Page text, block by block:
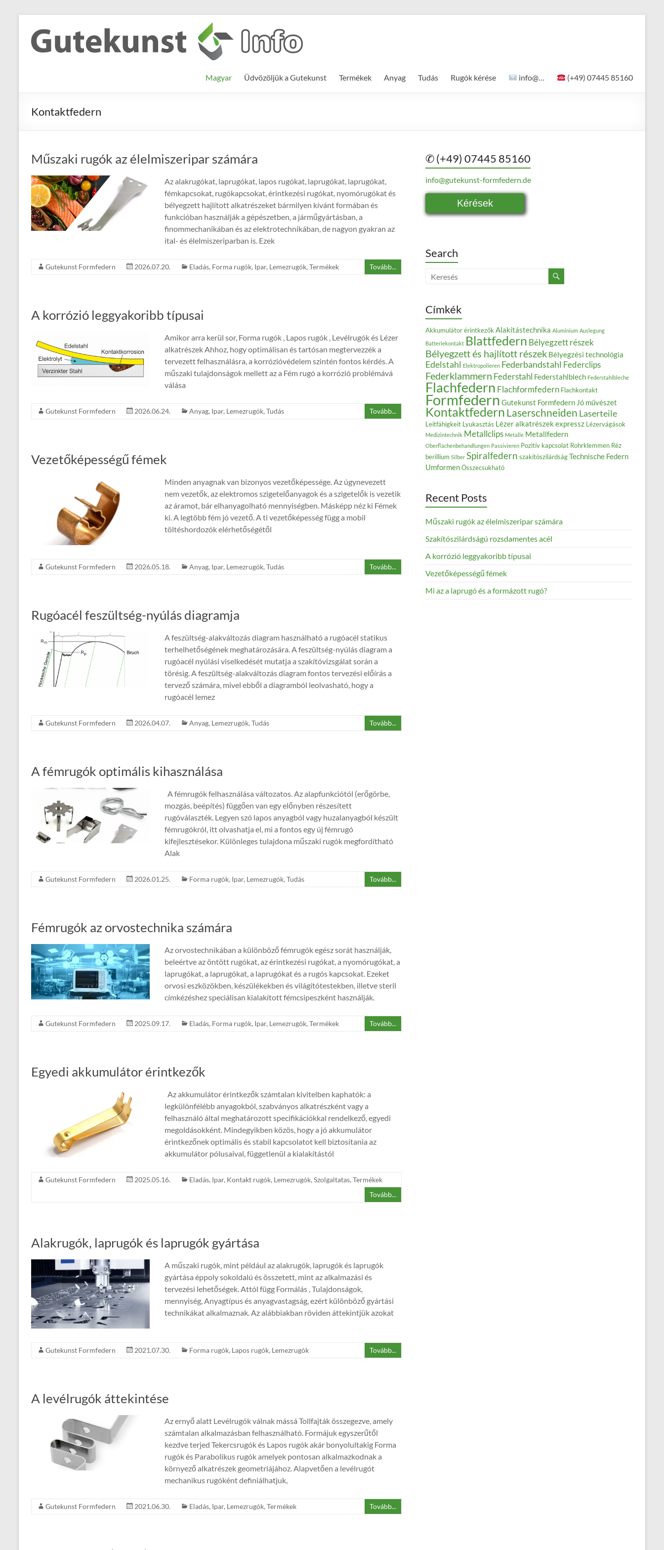
content
Gutekunst
Formfedern
Informationen
und
Wissenswertes
Magyar Üdvözöljük a Gutekunst Termékek Anyag Tudás Rugók kérése info@… (+49) 07445 85160
Kontaktfedern
Műszaki rugók az élelmiszeripar számára
Az alakrugókat, laprugókat, lapos rugókat, laprugókat, laprugókat,
fémkapcsokat, rugókapcsokat, érintkezési rugókat, nyomórugókat és
bélyegzett hajlított alkatrészeket bármilyen kívánt formában és
funkcióban használják a gépészetben, a járműgyártásban, a
finommechanikában és az elektrotechnikában, de nagyon gyakran az
ital- és élelmiszeriparban is. Ezek
Gutekunst Formfedern 2026.07.20. Eladás, Forma rugók, Ipar, Lemezrugók, Termékek Tovább...
A korrózió leggyakoribb típusai
Amikor arra kerül sor, Forma rugók , Lapos rugók , Levélrugók és Lézer
alkatrészek Ahhoz, hogy optimálisan és tartósan megtervezzék a
tervezett felhasználásra, a korrózióvédelem szintén fontos kérdés. A
műszaki tulajdonságok mellett az a Fém rugó a korrózió problémává
válása
Gutekunst Formfedern 2026.06.24. Anyag, Ipar, Lemezrugók, Tudás Tovább...
Vezetőképességű fémek
Minden anyagnak van bizonyos vezetőképessége. Az úgynevezett
nem vezetők, az elektromos szigetelőanyagok és a szigetelők is vezetik
az áramot, bár elhanyagolható mennyiségben. Másképp néz ki Fémek
ki. A legtöbb fém jó vezető. A ti vezetőképesség függ a mobil
töltéshordozók elérhetőségétől
Gutekunst Formfedern 2026.05.18. Anyag, Ipar, Lemezrugók, Tudás Tovább...
Rugóacél feszültség-nyúlás diagramja
A feszültség-alakváltozás diagram használható a rugóacél statikus
terhelhetőségének meghatározására. A feszültség-nyúlás diagram a
rugóacél nyúlási viselkedését mutatja a szakítóvizsgálat során a
törésig. A feszültség-alakváltozás diagram fontos tervezési előírás a
tervező számára, mivel ebből a diagramból leolvasható, hogy a
rugóacél lemez
Gutekunst Formfedern 2026.04.07. Anyag, Lemezrugók, Tudás Tovább...
A fémrugók optimális kihasználása
A fémrugók felhasználása változatos. Az alapfunkciótól (erőgörbe,
mozgás, beépítés) függően van egy előnyben részesített
rugóválaszték. Legyen szó lapos anyagból vagy huzalanyagból készült
fémrugókról, itt olvashatja el, mi a fontos egy új fémrugó
kifejlesztésekor. Különleges tulajdona műszaki rugók megfordítható
Alak
Gutekunst Formfedern 2026.01.25. Forma rugók, Ipar, Lemezrugók, Tudás Tovább...
Fémrugók az orvostechnika számára
Az orvostechnikában a különböző fémrugók egész sorát használják,
beleértve az öntött rugókat, az érintkezési rugókat, a nyomórugókat, a
laprugókat, a laprugókat, a laprugókat és a rugós kapcsokat. Ezeket
orvosi eszközökben, készülékekben és világítótestekben, illetve steril
címkézéshez speciálisan kialakított fémcsipeszként használják.
Gutekunst Formfedern 2025.09.17. Eladás, Forma rugók, Ipar, Lemezrugók, Termékek Tovább...
Egyedi akkumulátor érintkezők
Az akkumulátor érintkezők számtalan kivitelben kaphatók: a
legkülönfélébb anyagokból, szabványos alkatrészként vagy a
felhasználó által meghatározott specifikációkkal rendelkező, egyedi
megoldásokként. Mindegyikben közös, hogy a jó akkumulátor
érintkezőnek optimális és stabil kapcsolatot kell biztosítania az
akkumulátor pólusaival, függetlenül a kialakítástól
Gutekunst Formfedern 2025.05.16. Eladás, Ipar, Kontakt rugók, Lemezrugók, Szolgaltatas, Termékek
Tovább...
Alakrugók, laprugók és laprugók gyártása
A műszaki rugók, mint például az alakrugók, laprugók és laprugók
gyártása éppoly sokoldalú és összetett, mint az alkalmazási és
tervezési lehetőségek. Attól függ Formálás , Tulajdonságok,
mennyiség, Anyagtípus és anyagvastagság, ezért különböző gyártási
technikákat alkalmaznak. Az alábbiakban röviden áttekintjük azokat
Gutekunst Formfedern 2021.07.30. Forma rugók, Lapos rugók, Lemezrugók Tovább...
A levélrugók áttekintése
Az ernyő alatt Levélrugók válnak mássá Tollfajták összegezve, amely
számtalan alkalmazásban felhasználható. Formájuk egyszerűtől
kezdve terjed Tekercsrugók és Lapos rugók akár bonyolultakig Forma
rugók és Parabolikus rugók amelyek pontosan alkalmazkodnak a
környező alkatrészek geometriájához. Alapvetően a levélrugót
mechanikus rugóként definiálhatjuk,
Gutekunst Formfedern 2021.06.30. Eladás, Ipar, Lemezrugók, Termékek Tovább...
✆ (+49) 07445 85160
info@gutekunst-formfedern.de
Kérések
Search
Címkék
Akkumulátor érintkezők Alakítástechnika Aluminium Auslegung
Batteriekontakt Blattfedern Bélyegzett részek
Bélyegzett és hajlított részek Bélyegzési technológia
Edelstahl Elektropolieren Federbandstahl Federclips
Federklammern Federstahl Federstahlblech Federstahlbleche
Flachfedern Flachformfedern Flachkontakt
Formfedern Gutekunst Formfedern Jó művészet
KontaktfedernLaserschneiden Laserteile
Leitfähigkeit Lyukasztás Lézer alkatrészek expressz Lézervágások
Medizintechnik Metallclips Metalle Metallfedern
Oberflächenbehandlungen Passivieren Pozitív kapcsolat Rohrklemmen Réz
berillium Silber Spiralfedern szakítószilárdságTechnische Federn
UmformenÖsszecsukható
Recent Posts
Műszaki rugók az élelmiszeripar számára
Szakítószilárdságú rozsdamentes acél
A korrózió leggyakoribb típusai
Vezetőképességű fémek
Mi az a laprugó és a formázott rugó?